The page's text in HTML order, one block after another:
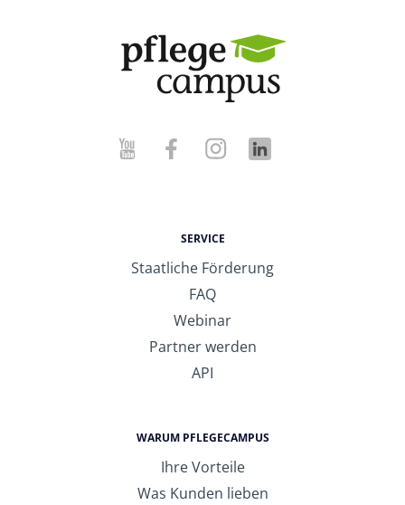
SERVICE
Staatliche Förderung
FAQ
Webinar
Partner werden
API
WARUM PFLEGECAMPUS
Ihre Vorteile
Was Kunden lieben